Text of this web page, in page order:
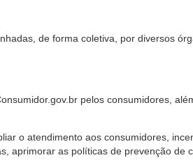
de forma coletiva, por diversos
pelos consumidores,
o atendimento aos consumidores,
aprimorar as políticas de prevenção de